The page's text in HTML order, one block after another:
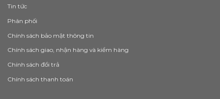
Tin tức
Phân phối
Chính sách bảo mật thông tin
Chính sách giao, nhận hàng và kiểm hàng
Chính sách đổi trả
Chính sách thanh toán